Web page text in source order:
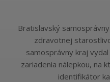
Bratislavský
zdravotnej
samosprávny kraj
zariadenia nálepkou, na
identifikátor